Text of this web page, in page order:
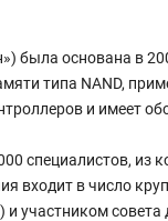
была основана в
типа NAND,
и имеет
специалистов, из
входит в число
участником совета